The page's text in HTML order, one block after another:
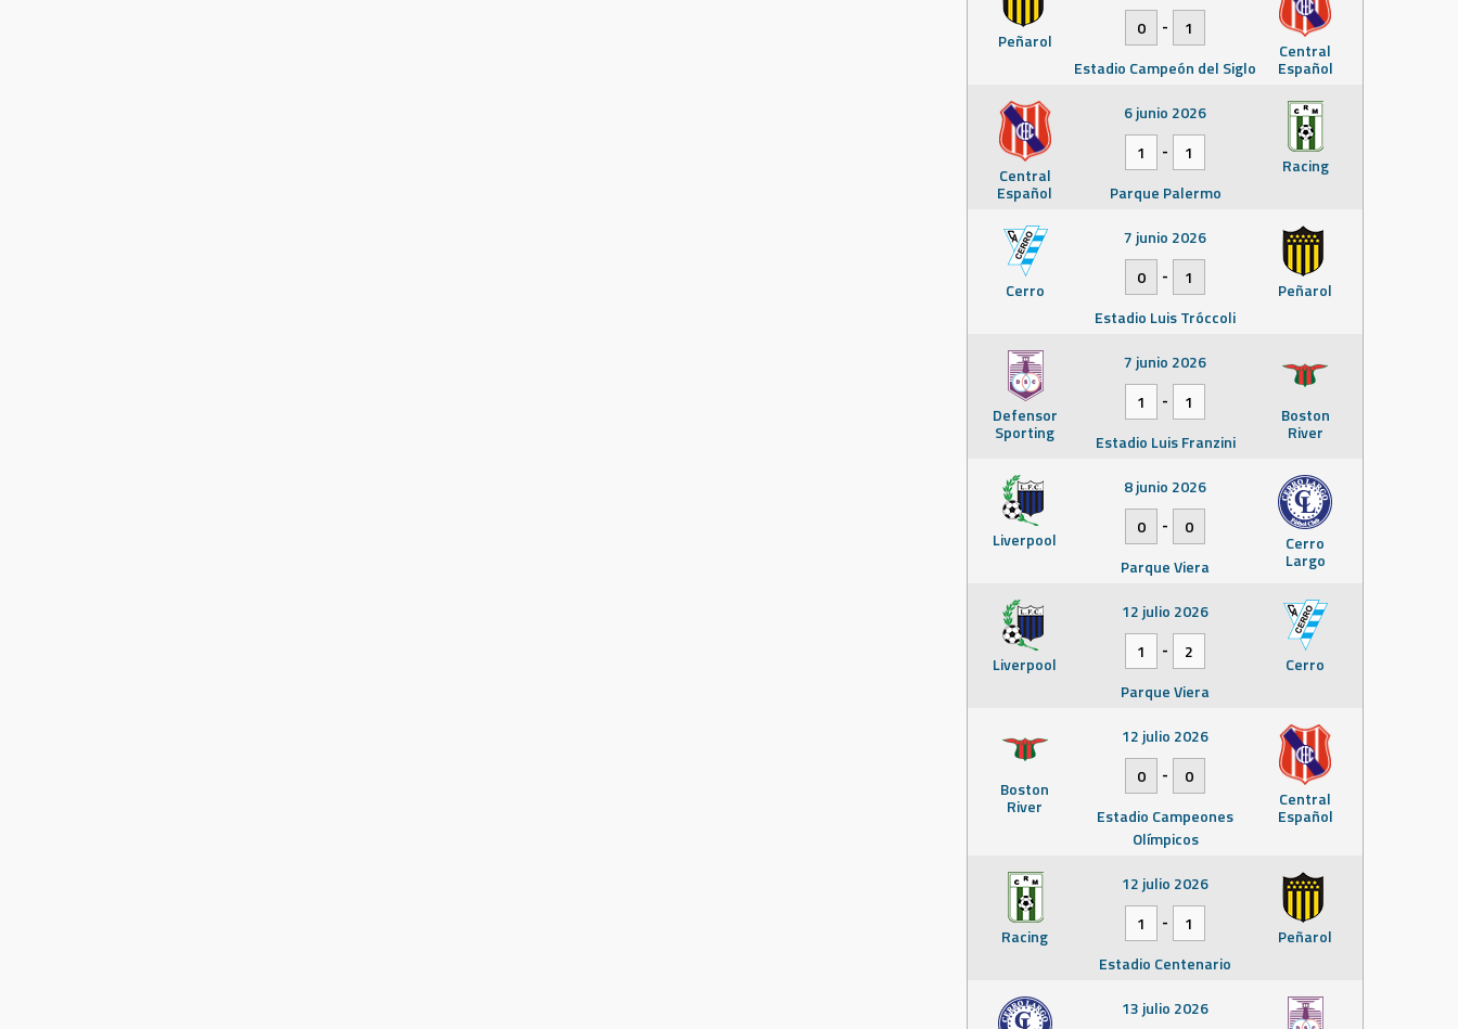
Peñarol Central
Español
0
-
1
Estadio Campeón del Siglo
Central
Español
Racing
6 junio 2026
1
-
1
Parque Palermo
Cerro Peñarol
7 junio 2026
0
-
1
Estadio Luis Tróccoli
Defensor
Sporting
Boston
River
7 junio 2026
1
-
1
Estadio Luis Franzini
Liverpool Cerro
Largo
8 junio 2026
0
-
0
Parque Viera
Liverpool Cerro
12 julio 2026
1
-
2
Parque Viera
Boston
River Central
Español
12 julio 2026
0
-
0
Estadio Campeones
Olímpicos
Racing Peñarol
12 julio 2026
1
-
1
Estadio Centenario
13 julio 2026